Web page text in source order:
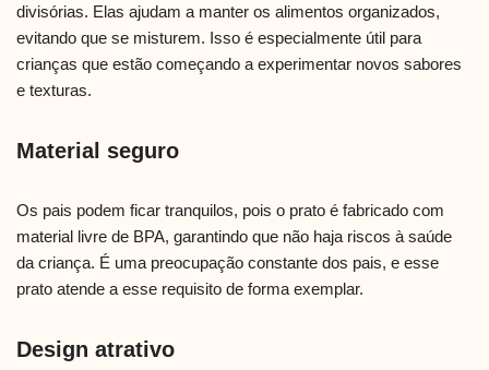
divisórias. Elas ajudam a manter os alimentos organizados,
evitando que se misturem. Isso é especialmente útil para
crianças que estão começando a experimentar novos sabores
e texturas.
Material seguro
Os pais podem ficar tranquilos, pois o prato é fabricado com
material livre de BPA, garantindo que não haja riscos à saúde
da criança. É uma preocupação constante dos pais, e esse
prato atende a esse requisito de forma exemplar.
Design atrativo